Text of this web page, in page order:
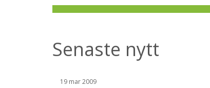
Senaste nytt
19 mar 2009